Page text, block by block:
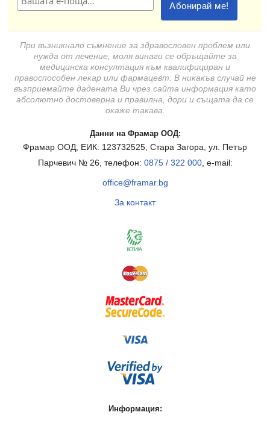
При възникнало съмнение за здравословен проблем или
нужда от лечение, моля винаги се обръщайте за
медицинска консултация към квалифициран и
правоспособен лекар или фармацевт. В никакъв случай не
възприемайте дадената Ви чрез сайта информация като
абсолютно достоверна и правилна, дори и същата да се
окаже такава.
Данни на Фрамар ООД:
Фрамар ООД, ЕИК: 123732525, Стара Загора, ул. Петър
Парчевич № 26, телефон: 0875 / 322 000, e-mail:
office@framar.bg
За контакт
Информация: